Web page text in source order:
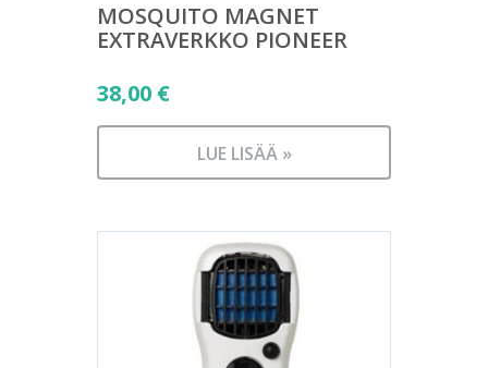
MOSQUITO MAGNET
EXTRAVERKKO PIONEER
38,00 €
LUE LISÄÄ »